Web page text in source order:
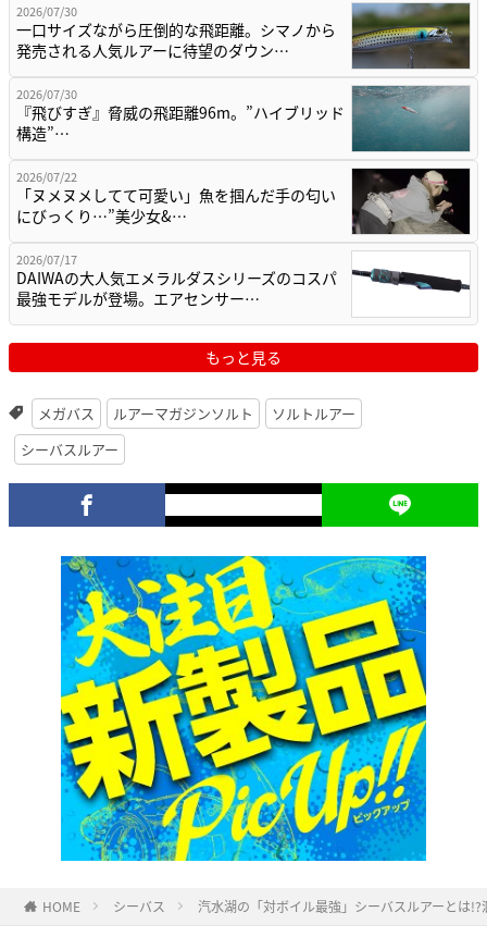
2026/07/30
一口サイズながら圧倒的な飛距離。シマノから
発売される人気ルアーに待望のダウン…
2026/07/30
『飛びすぎ』脅威の飛距離96m。”ハイブリッド
構造”…
2026/07/22
「ヌメヌメしてて可愛い」魚を掴んだ手の匂い
にびっくり…”美少女&…
2026/07/17
DAIWAの大人気エメラルダスシリーズのコスパ
最強モデルが登場。エアセンサー…
もっと見る
メガバス ルアーマガジンソルト
ソルトルアー
シーバスルアー
HOME シーバス 汽水湖の「対ボイル最強」シーバスルアーとは